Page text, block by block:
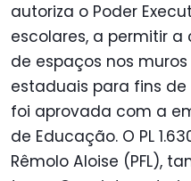
autoriza o Poder
escolares, a permitir
de espaços nos
estaduais para fins
foi aprovada com a
de Educação. O PL
Rêmolo Aloise (PFL),